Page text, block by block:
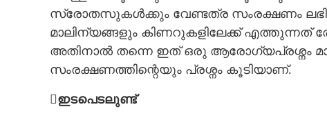
സ്രോതസുകൾക്കും വേണ്ടത്ര സംരക്ഷണം
മാലിന്യങ്ങളും കിണറുകളിലേക്ക്
അതിനാൽ തന്നെ ഇത് ഒരു ആരോഗ്യപ്രശ്നം
സംരക്ഷണത്തിന്റെയും പ്രശ്നം കൂടിയാണ്.
ഇടപെടലുണ്ട്